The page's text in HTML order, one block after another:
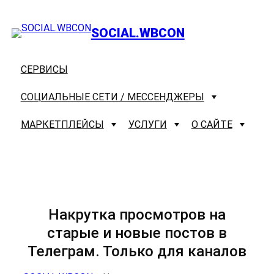
SOCIAL.WBCON
СЕРВИСЫ
СОЦИАЛЬНЫЕ СЕТИ / МЕССЕНДЖЕРЫ
TELEGRAM
Аккаунты TELEGRAM
МАРКЕТПЛЕЙСЫ
Ozon
АККАУНТЫ OZON
УСЛУГИ
Парсинг
ПАРСИНГ ТЕЛЕГРАМ – КОНТЕНТ
О САЙТЕ
Контанты
Накрутка просмотров на
старые и новые постов в
Телеграм. Только для каналов